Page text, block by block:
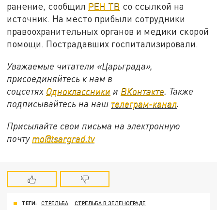
ранение, сообщил РЕН ТВ со ссылкой на
источник. На место прибыли сотрудники
правоохранительных органов и медики скорой
помощи. Пострадавших госпитализировали.
Уважаемые читатели «Царьграда»,
присоединяйтесь к нам в
соцсетях Одноклассники и ВКонтакте. Также
подписывайтесь на наш телеграм-канал.
Присылайте свои письма на электронную
почту mo@tsargrad.tv
ТЕГИ: СТРЕЛЬБА
СТРЕЛЬБА В ЗЕЛЕНОГРАДЕ